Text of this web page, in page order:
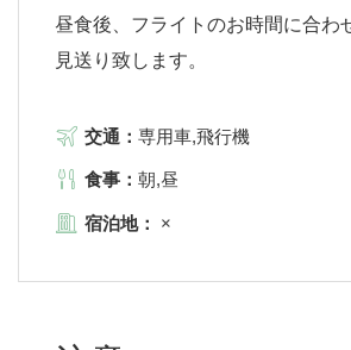
昼食後、フライトのお時間に合わ
見送り致します。
交通： 専用車,飛行機
食事： 朝,昼
宿泊地： ×